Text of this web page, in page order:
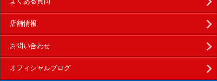
店舗情報
お問い合わせ
オフィシャルブログ